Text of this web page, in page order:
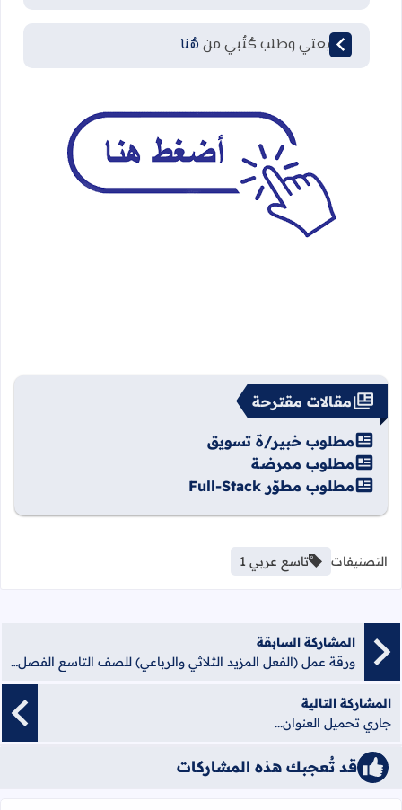
لمتابعتي وطلب كُتُبي من هُنا
مقالات مقترحة
مطلوب خبير/ة تسويق
مطلوب ممرضة
مطلوب مطوّر Full-Stack
التصنيفات تاسع عربي 1
المشاركة السابقة
ورقة عمل (الفعل المزيد الثلاثي والرباعي) للصف التاسع الفصل الأول
المشاركة التالية
جاري تحميل العنوان...
قد تُعجبك هذه المشاركات